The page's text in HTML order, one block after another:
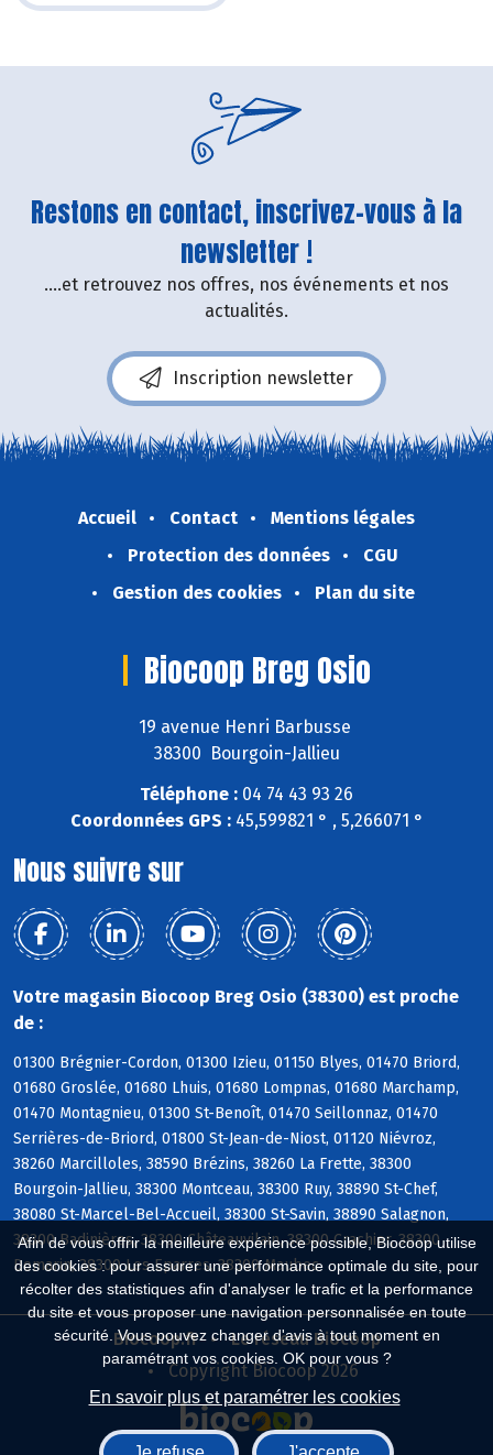
Afin de vous offrir la meilleure expérience possible, Biocoop utilise
des cookies : pour assurer une performance optimale du site, pour
récolter des statistiques afin d'analyser le trafic et la performance
du site et vous proposer une navigation personnalisée en toute
sécurité. Vous pouvez changer d'avis à tout moment en
paramétrant vos cookies. OK pour vous ?
En savoir plus et paramétrer les cookies
Restons en contact, inscrivez-vous à la
newsletter !
....et retrouvez nos offres, nos événements et nos
actualités.
Inscription newsletter
Accueil Contact
Mentions légales
Protection des données
CGU
Gestion des cookies
Plan du site
Biocoop Breg Osio
19 avenue Henri Barbusse
38300 Bourgoin-Jallieu
Téléphone : 04 74 43 93 26
Coordonnées GPS :45,599821 ° , 5,266071 °
Nous suivre sur
Votre magasin Biocoop Breg Osio (38300) est proche
de :
01300 Brégnier-Cordon, 01300 Izieu, 01150 Blyes, 01470 Briord,
01680 Groslée, 01680 Lhuis, 01680 Lompnas, 01680 Marchamp,
01470 Montagnieu, 01300 St-Benoît, 01470 Seillonnaz, 01470
Serrières-de-Briord, 01800 St-Jean-de-Niost, 01120 Niévroz,
38260 Marcilloles, 38590 Brézins, 38260 La Frette, 38300
Bourgoin-Jallieu, 38300 Montceau, 38300 Ruy, 38890 St-Chef,
38080 St-Marcel-Bel-Accueil, 38300 St-Savin, 38890 Salagnon,
38300 Badinières, 38300 Châteauvilain, 38300 Crachier, 38300
Domarin, 38300 Les Eparres, 38300 Maubec
Biocoop.fr
Le réseau Biocoop
Copyright Biocoop 2026